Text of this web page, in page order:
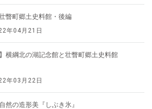
瞥町郷土史料館・後編
年04月21日
横綱北の湖記念館と壮瞥町郷土史料館
年03月22日
然の造形美『しぶき氷』